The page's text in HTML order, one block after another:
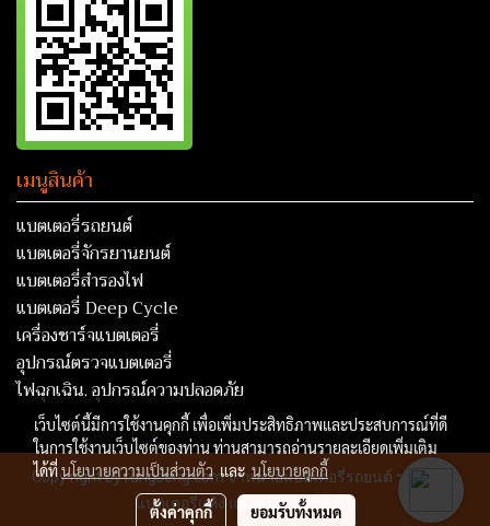
เมนูสินค้า
แบตเตอรี่รถยนต์
แบตเตอรี่จักรยานยนต์
แบตเตอรี่สำรองไฟ
แบตเตอรี่ Deep Cycle
เครื่องชาร์จแบตเตอรี่
อุปกรณ์ตรวจแบตเตอรี่
ไฟฉุกเฉิน, อุปกรณ์ความปลอดภัย
Copy right by rungseng.com จำหน่ายแบตเตอรี่รถยนต์ รถบรรทุก
แบตเตอรี่แห้ง และแบตเตอรี่ทั่วไป
เว็บไซต์นี้มีการใช้งานคุกกี้ เพื่อเพิ่มประสิทธิภาพและประสบการณ์ที่ดี
ในการใช้งานเว็บไซต์ของท่าน ท่านสามารถอ่านรายละเอียดเพิ่มเติม
ได้ที่นโยบายความเป็นส่วนตัวและนโยบายคุกกี้
ตั้งค่าคุกกี้ ยอมรับทั้งหมด